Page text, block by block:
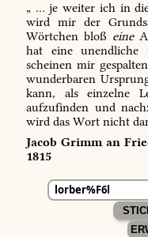
„ … je weiter ich in
wird mir der
Wörtchen bloß eine
hat eine unendliche
scheinen mir
wunderbaren
kann, als einzelne
aufzufinden und
wird das Wort nicht
Jacob Grimm an
1815